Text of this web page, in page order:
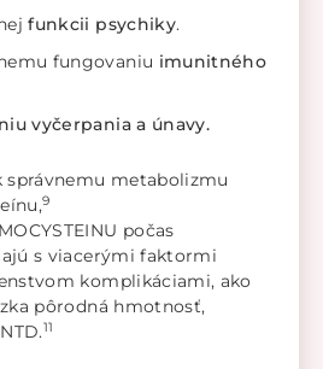
funkcii psychiky.
fungovaniu imunitného
vyčerpania a únavy.
správnemu metabolizmu
9
počas
s viacerými faktormi
komplikáciami, ako
pôrodná hmotnosť,
11